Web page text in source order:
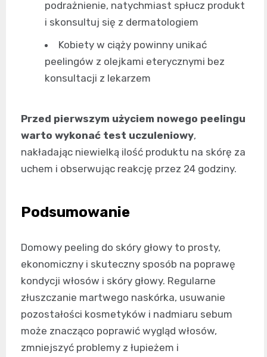
podrażnienie, natychmiast spłucz produkt
i skonsultuj się z dermatologiem
Kobiety w ciąży powinny unikać
peelingów z olejkami eterycznymi bez
konsultacji z lekarzem
Przed pierwszym użyciem nowego peelingu
warto wykonać test uczuleniowy,
nakładając niewielką ilość produktu na skórę za
uchem i obserwując reakcję przez 24 godziny.
Podsumowanie
Domowy peeling do skóry głowy to prosty,
ekonomiczny i skuteczny sposób na poprawę
kondycji włosów i skóry głowy. Regularne
złuszczanie martwego naskórka, usuwanie
pozostałości kosmetyków i nadmiaru sebum
może znacząco poprawić wygląd włosów,
zmniejszyć problemy z łupieżem i